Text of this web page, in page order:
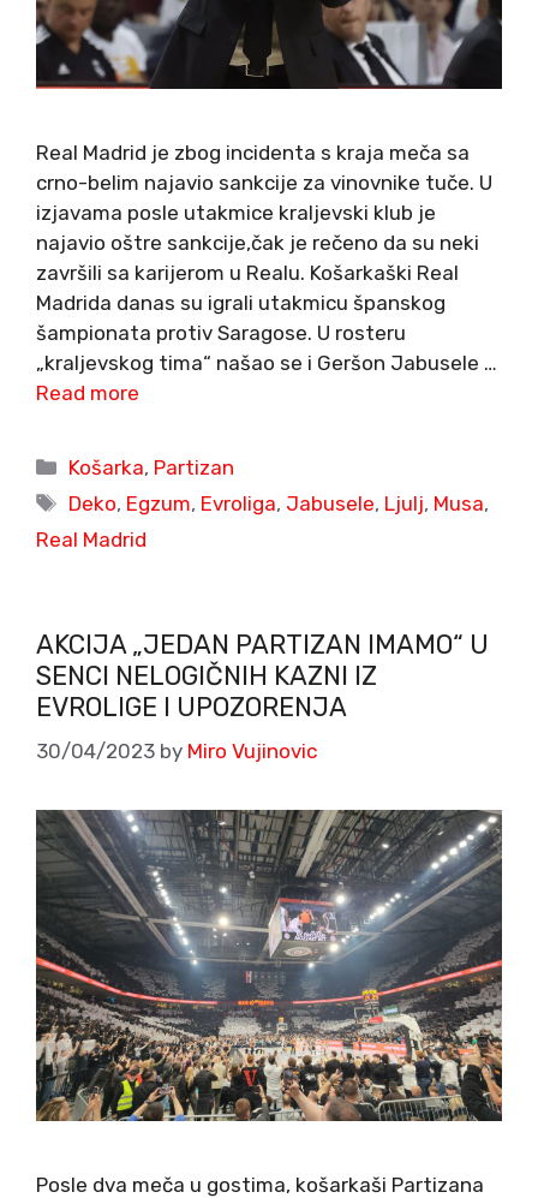
Real Madrid je zbog incidenta s kraja meča sa
crno-belim najavio sankcije za vinovnike tuče. U
izjavama posle utakmice kraljevski klub je
najavio oštre sankcije,čak je rečeno da su neki
završili sa karijerom u Realu. Košarkaški Real
Madrida danas su igrali utakmicu španskog
šampionata protiv Saragose. U rosteru
„kraljevskog tima“ našao se i Geršon Jabusele …
Read more
Categories
Košarka, Partizan
Tags
Deko, Egzum, Evroliga, Jabusele, Ljulj, Musa,
Real Madrid
AKCIJA „JEDAN PARTIZAN IMAMO“ U
SENCI NELOGIČNIH KAZNI IZ
EVROLIGE I UPOZORENJA
30/04/2023 by Miro Vujinovic
Posle dva meča u gostima, košarkaši Partizana